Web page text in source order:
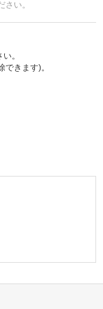
い。
。
きます)。